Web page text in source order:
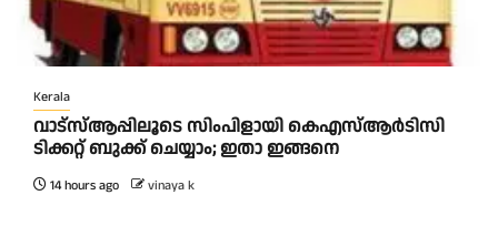
Kerala
വാട്‌സ്ആപ്പിലൂടെ സിംപിളായി കെഎസ്ആര്‍ടിസി
ടിക്കറ്റ് ബുക്ക് ചെയ്യാം; ഇതാ ഇങ്ങനെ
14 hours ago vinaya k